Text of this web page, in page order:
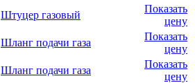
Штуцер газовый
Показать
цену
Шланг подачи газа
Показать
цену
Шланг подачи газа
Показать
цену